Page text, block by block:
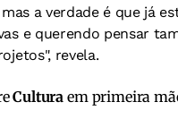
a verdade é que já
e querendo pensar
revela.
Cultura em primeira